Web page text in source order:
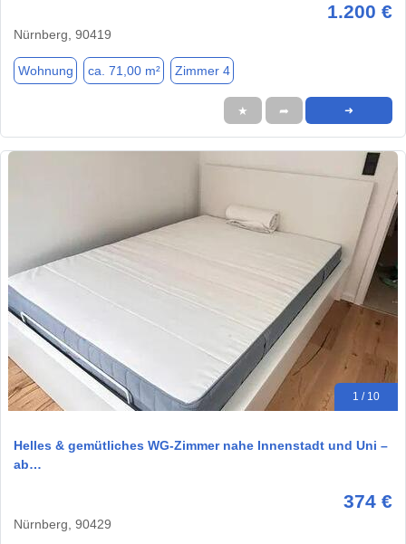
1.200 €
Nürnberg, 90419
Wohnung ca. 71,00 m² Zimmer 4
★ ➦ ➜
1 / 10
Helles & gemütliches WG-Zimmer nahe Innenstadt und Uni –
ab…
374 €
Nürnberg, 90429